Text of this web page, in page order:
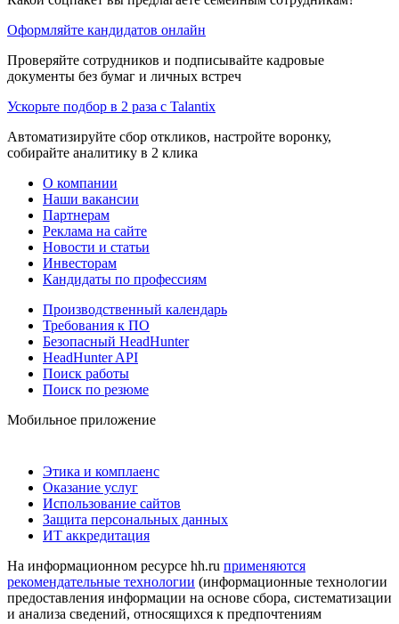
Оформляйте кандидатов онлайн
Проверяйте сотрудников и подписывайте кадровые
документы без бумаг и личных встреч
Ускорьте подбор в 2 раза с Talantix
Автоматизируйте сбор откликов, настройте воронку,
собирайте аналитику в 2 клика
О компании
Наши вакансии
Партнерам
Реклама на сайте
Новости и статьи
Инвесторам
Кандидаты по профессиям
Производственный календарь
Требования к ПО
Безопасный HeadHunter
HeadHunter API
Поиск работы
Поиск по резюме
Мобильное приложение
Этика и комплаенс
Оказание услуг
Использование сайтов
Защита персональных данных
ИТ аккредитация
На информационном ресурсе hh.ru применяются
рекомендательные технологии (информационные технологии
предоставления информации на основе сбора, систематизации
и анализа сведений, относящихся к предпочтениям